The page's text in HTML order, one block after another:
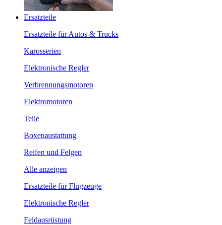
Ersatzteile
Ersatzteile für Autos & Trucks
Karosserien
Elektronische Regler
Verbrennungsmotoren
Elektromotoren
Teile
Boxenaustattung
Reifen und Felgen
Alle anzeigen
Ersatzteile für Flugzeuge
Elektronische Regler
Feldausrüstung